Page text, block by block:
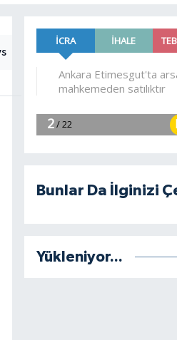
Bunlar Da İlginizi
Yükleniyor...